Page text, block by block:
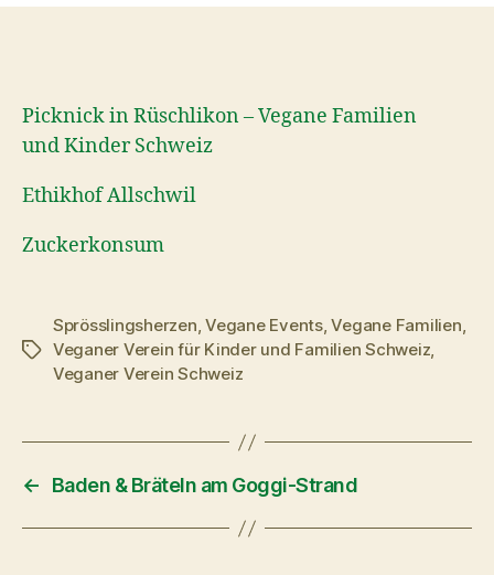
Picknick in Rüschlikon – Vegane Familien
und Kinder Schweiz
Ethikhof Allschwil
Zuckerkonsum
Schlagwörter
Sprösslingsherzen,Vegane Events,Vegane Familien,
Veganer Verein für Kinder und Familien Schweiz,
Veganer Verein Schweiz
← Baden & Bräteln am Goggi-Strand